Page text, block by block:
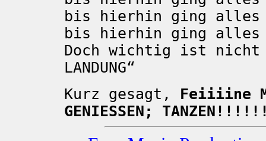
bis hierhin ging alles
bis hierhin ging alles
Doch wichtig ist nicht
LANDUNG“
Kurz gesagt,
Feiiiine
GENIESSEN;